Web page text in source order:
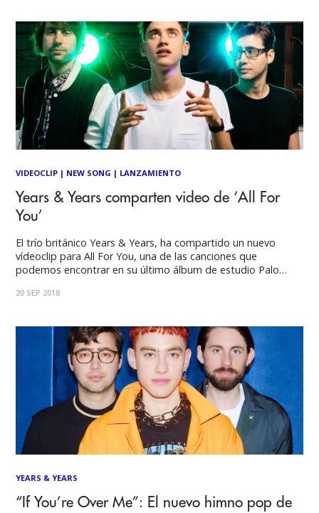
VIDEOCLIP | NEW SONG | LANZAMIENTO
Years & Years comparten video de ‘All For
You’
El trío británico Years & Years, ha compartido un nuevo
vídeoclip para All For You, una de las canciones que
podemos encontrar en su último álbum de estudio Palo
basado en una idea del propio Olly Alexander, frontman de
20 SEP 2018
YEARS & YEARS
“If You’re Over Me”: El nuevo himno pop de